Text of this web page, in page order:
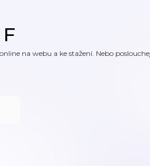
na webu a ke stažení. Nebo